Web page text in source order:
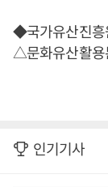
◆국가유산진흥
△문화유산활용
인기기사